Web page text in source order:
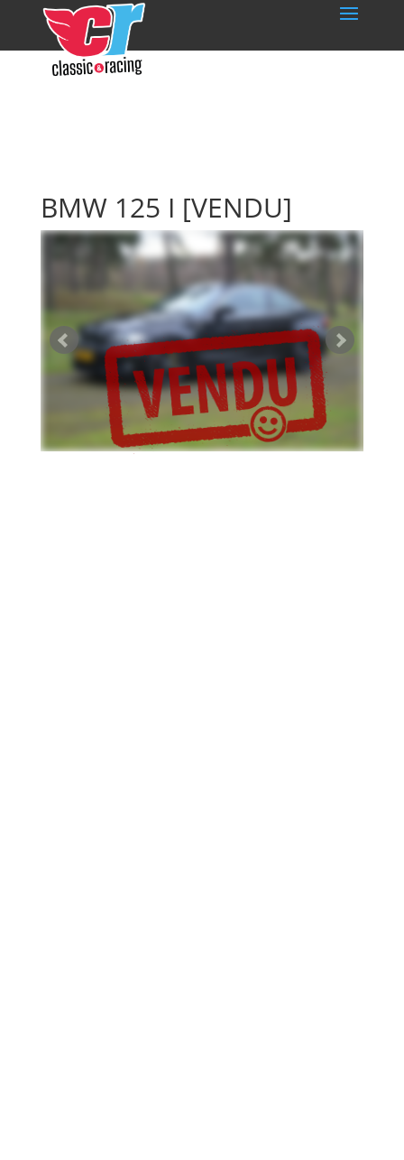
BMW 125 I [VENDU]